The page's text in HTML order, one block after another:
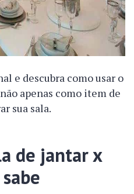
e descubra como usar o
apenas como item de
sua sala.
de jantar x